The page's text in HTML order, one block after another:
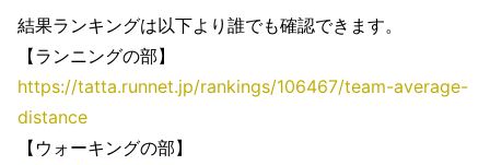
結果ランキングは以下より誰でも確認できます。
【ランニングの部】
https://tatta.runnet.jp/rankings/106467/team-average-
distance
【ウォーキングの部】